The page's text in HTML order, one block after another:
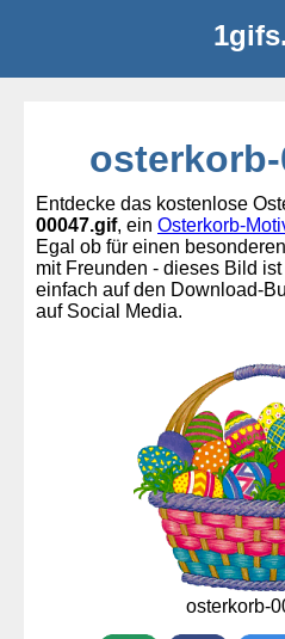
Entdecke das kostenlose
00047.gif, ein Osterkorb-
Egal ob für einen
mit Freunden - dieses Bild
einfach auf den Download-
auf Social Media.
osterkorb-